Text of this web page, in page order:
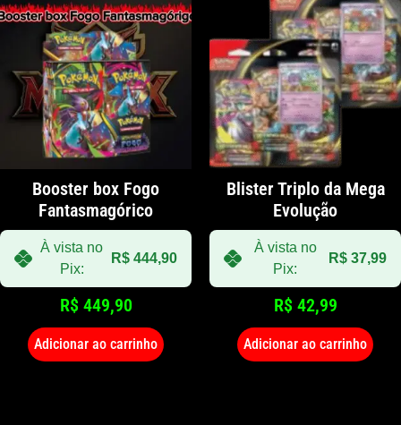
Booster box Fogo
Fantasmagórico
À vista no
Pix:
R$ 444,90
R$ 449,90
Adicionar ao carrinho
Blister Triplo da Mega
Evolução
À vista no
Pix:
R$ 37,99
R$ 42,99
Adicionar ao carrinho